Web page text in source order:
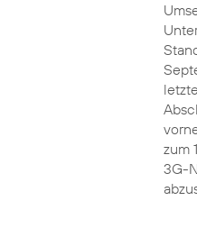
zum
3G-